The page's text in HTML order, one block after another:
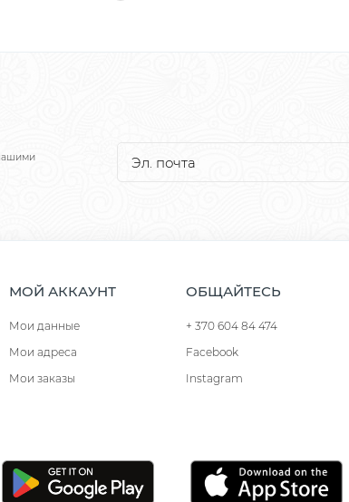
МОЙ АККАУНТ
Мои данные
Мои адреса
Мои заказы
ОБЩАЙТЕСЬ
+ 370 604 84 474
Facebook
Instagram